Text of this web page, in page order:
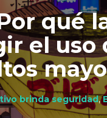
qué
el uso
brinda seguridad,